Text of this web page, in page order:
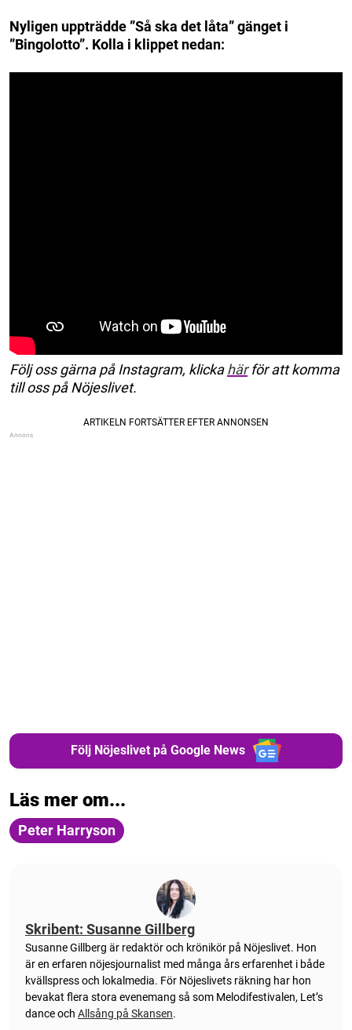
Nyligen uppträdde ”Så ska det låta” gänget i
”Bingolotto”. Kolla i klippet nedan:
Följ oss gärna på Instagram, klickahärför att komma
till oss på Nöjeslivet.
Följ Nöjeslivet på Google News
Läs mer om...
Peter Harryson
Skribent: Susanne Gillberg
Susanne Gillberg är redaktör och krönikör på Nöjeslivet. Hon
är en erfaren nöjesjournalist med många års erfarenhet i både
kvällspress och lokalmedia. För Nöjeslivets räkning har hon
bevakat flera stora evenemang så som Melodifestivalen, Let’s
dance och Allsång på Skansen.